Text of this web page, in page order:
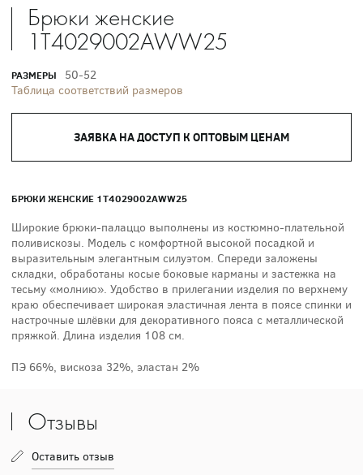
Брюки женские
1T4029002AWW25
РАЗМЕРЫ
50-52
Таблица соответствий размеров
ЗАЯВКА НА ДОСТУП К ОПТОВЫМ ЦЕНАМ
БРЮКИ ЖЕНСКИЕ 1T4029002AWW25
Широкие брюки-палаццо выполнены из костюмно-плательной
поливискозы. Модель с комфортной высокой посадкой и
выразительным элегантным силуэтом. Спереди заложены
складки, обработаны косые боковые карманы и застежка на
тесьму «молнию». Удобство в прилегании изделия по верхнему
краю обеспечивает широкая эластичная лента в поясе спинки и
настрочные шлёвки для декоративного пояса с металлической
пряжкой. Длина изделия 108 см.
ПЭ 66%, вискоза 32%, эластан 2%
Отзывы
Оставить отзыв